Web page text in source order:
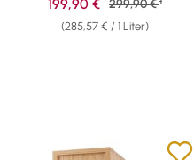
(285,57 € / 1 Liter)
199,90 € Regulärer Preis:
299,90 €